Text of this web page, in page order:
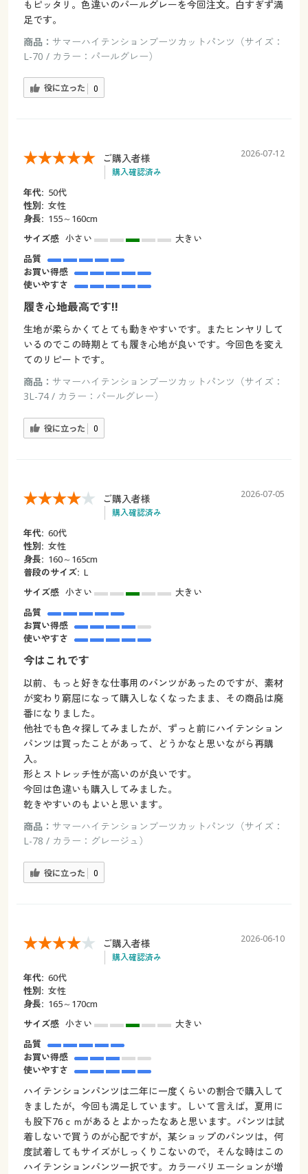
もピッタリ。色違いのパールグレーを今回注文。白すぎず満
足です。
商品： サマーハイテンションブーツカットパンツ（サイズ：
L-70 / カラー：パールグレー）
役に立った 0
ご購入者様
購入確認済み
2026-07-12
年代: 50代
性別: 女性
身長: 155～160cm
サイズ感 小さい
大きい
品質
お買い得感
使いやすさ
履き心地最高です!!
生地が柔らかくてとても動きやすいです。またヒンヤリして
いるのでこの時期とても履き心地が良いです。今回色を変え
てのリピートです。
商品： サマーハイテンションブーツカットパンツ（サイズ：
3L-74 / カラー：パールグレー）
役に立った 0
ご購入者様
購入確認済み
2026-07-05
年代: 60代
性別: 女性
身長: 160～165cm
普段のサイズ: L
サイズ感 小さい
大きい
品質
お買い得感
使いやすさ
今はこれです
以前、もっと好きな仕事用のパンツがあったのですが、素材
が変わり窮屈になって購入しなくなったまま、その商品は廃
番になりました。
他社でも色々探してみましたが、ずっと前にハイテンション
パンツは買ったことがあって、どうかなと思いながら再購
入。
形とストレッチ性が高いのが良いです。
今回は色違いも購入してみました。
乾きやすいのもよいと思います。
商品： サマーハイテンションブーツカットパンツ（サイズ：
L-78 / カラー：グレージュ）
役に立った 0
ご購入者様
購入確認済み
2026-06-10
年代: 60代
性別: 女性
身長: 165～170cm
サイズ感 小さい
大きい
品質
お買い得感
使いやすさ
ハイテンションパンツは二年に一度くらいの割合で購入して
きましたが，今回も満足しています。しいて言えば，夏用に
も股下76ｃｍがあるとよかったなあと思います。パンツは試
着しないで買うのが心配ですが，某ショップのパンツは，何
度試着してもサイズがしっくりこないので，そんな時はこの
ハイテンションパンツ一択です。カラーバリエーションが増